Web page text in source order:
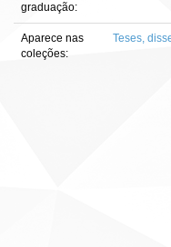
graduação:
Aparece nas
coleções:
Teses,